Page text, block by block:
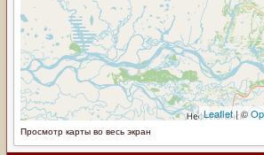
Просмотр карты во весь экран